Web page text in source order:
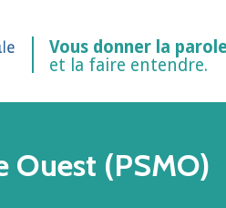
Vous donner la parole
et la faire entendre.
Ouest (PSMO)